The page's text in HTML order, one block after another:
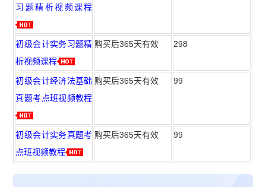
习题精析视频课程
初级会计实务习题精
析视频课程
购买后365天有效 298
初级会计经济法基础
真题考点班视频教程
购买后365天有效 99
初级会计实务真题考
点班视频教程
购买后365天有效 99